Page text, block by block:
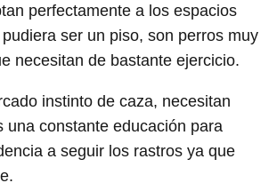
perfectamente a los espacios
ser un piso, son perros muy
necesitan de bastante ejercicio.
instinto de caza, necesitan
una constante educación para
a seguir los rastros ya que